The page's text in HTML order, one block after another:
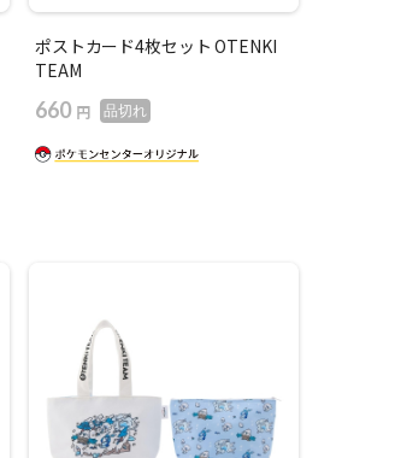
ポストカード4枚セット OTENKI
TEAM
660 円 品切れ